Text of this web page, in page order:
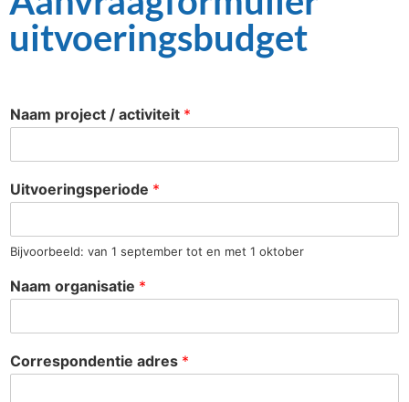
uitvoeringsbudget
Naam project / activiteit *
Uitvoeringsperiode *
Bijvoorbeeld: van 1 september tot en met 1 oktober
Naam organisatie *
Correspondentie adres *